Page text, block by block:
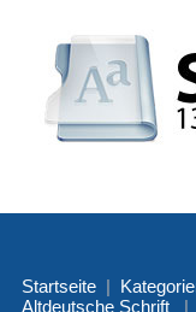
Startseite |
Altdeutsche Schrift |